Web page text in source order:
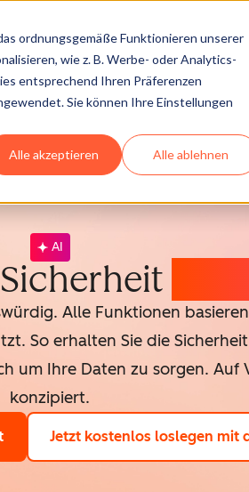
ordnungsgemäße Funktionieren unserer
wie z. B. Werbe- oder Analytics-
entsprechend Ihren Präferenzen
Sie können Ihre Einstellungen
Alle akzeptieren Alle ablehnen
AI
Alle Funktionen
So erhalten Sie die
um Ihre Daten zu sorgen.
konzipiert.
Jetzt kostenlos loslegen mit